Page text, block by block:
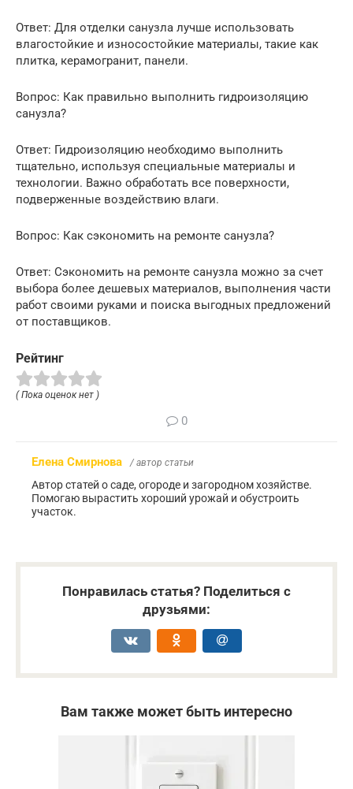
Ответ: Для отделки санузла лучше использовать
влагостойкие и износостойкие материалы, такие как
плитка, керамогранит, панели.
Вопрос: Как правильно выполнить гидроизоляцию
санузла?
Ответ: Гидроизоляцию необходимо выполнить
тщательно, используя специальные материалы и
технологии. Важно обработать все поверхности,
подверженные воздействию влаги.
Вопрос: Как сэкономить на ремонте санузла?
Ответ: Сэкономить на ремонте санузла можно за счет
выбора более дешевых материалов, выполнения части
работ своими руками и поиска выгодных предложений
от поставщиков.
Рейтинг
( Пока оценок нет )
0
Елена Смирнова / автор статьи
Автор статей о саде, огороде и загородном хозяйстве.
Помогаю вырастить хороший урожай и обустроить
участок.
Понравилась статья? Поделиться с
друзьями:
Вам также может быть интересно